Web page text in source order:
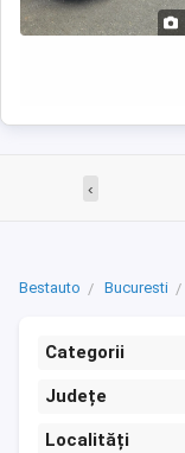
‹
Bestauto Bucuresti
Categorii
Județe
Localități